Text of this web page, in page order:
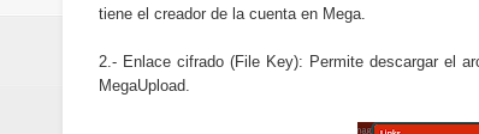
tiene el creador de la cuenta en Mega.
2.- Enlace cifrado (File Key): Permite descargar el
MegaUpload.